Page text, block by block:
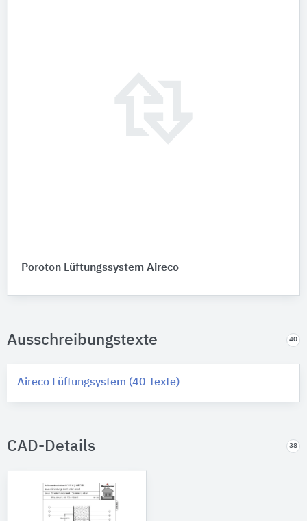
Poroton Lüftungssystem Aireco
Ausschreibungstexte 40
Aireco Lüftungsystem (40 Texte)
CAD-Details 38